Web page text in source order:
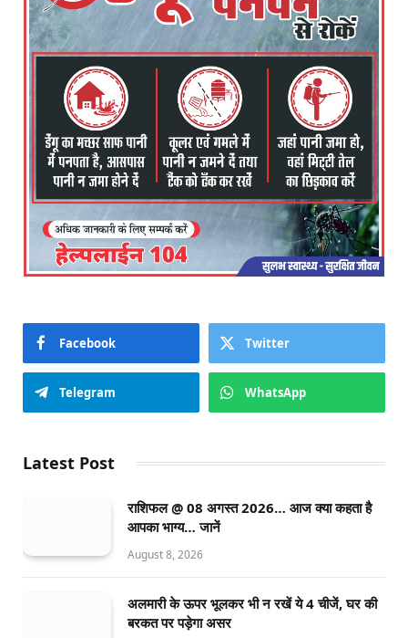
Facebook Twitter
Telegram WhatsApp
Latest Post
राशिफल @ 08 अगस्त 2026… आज क्या कहता है
आपका भाग्य… जानें
August 8, 2026
अलमारी के ऊपर भूलकर भी न रखें ये 4 चीजें, घर की
बरकत पर पड़ेगा असर